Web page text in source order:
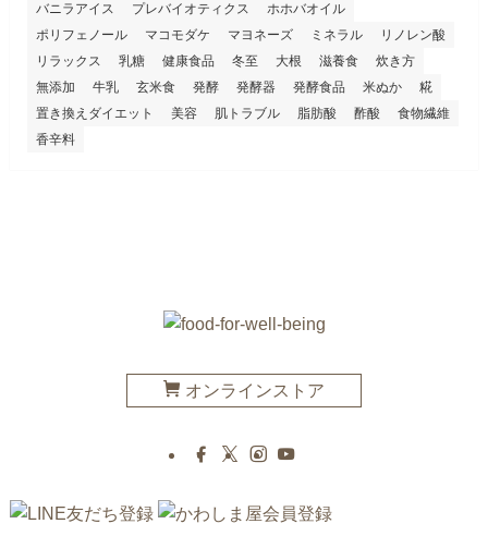
バニラアイス
プレバイオティクス
ホホバオイル
ポリフェノール
マコモダケ マヨネーズ ミネラル
リノレン酸
リラックス
乳糖 健康食品 冬至 大根 滋養食
炊き方
無添加
牛乳 玄米食 発酵 発酵器 発酵食品 米ぬか
糀
置き換えダイエット
美容 肌トラブル 脂肪酸 酢酸
食物繊維
香辛料
オンラインストア